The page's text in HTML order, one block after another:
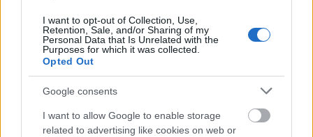
I want to opt-out of Collection, Use,
Retention, Sale, and/or Sharing of my
Personal Data that Is Unrelated with the
Purposes for which it was collected.
Opted Out
Google consents
I want to allow Google to enable storage
related to advertising like cookies on web or
Jegyvásárlásitt.
Zenék: